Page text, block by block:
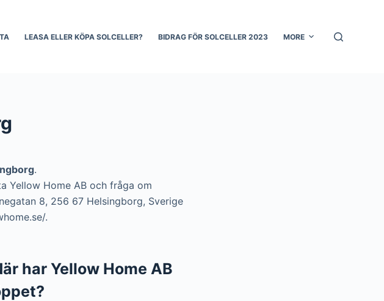
LEASA ELLER KÖPA SOLCELLER? BIDRAG FÖR SOLCELLER 2023 MORE
.
Yellow Home AB och fråga om
8, 256 67 Helsingborg, Sverige
.
har Yellow Home AB